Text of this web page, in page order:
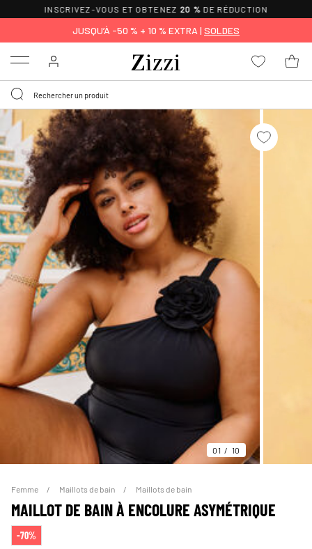
INSCRIVEZ-VOUS ET OBTENEZ 20 % DE RÉDUCTION
JUSQU’À -50 % + 10 % EXTRA | SOLDES
Menu
01 10
Femme Maillots de bain Maillots de bain
MAILLOT DE BAIN À ENCOLURE ASYMÉTRIQUE
-70%